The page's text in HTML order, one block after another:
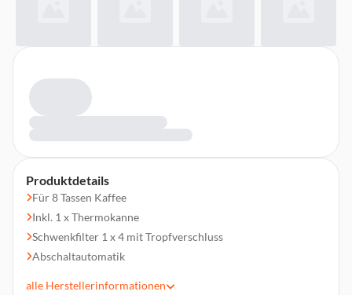
Produktdetails
Für 8 Tassen Kaffee
Inkl. 1 x Thermokanne
Schwenkfilter 1 x 4 mit Tropfverschluss
Abschaltautomatik
alle Herstellerinformationen